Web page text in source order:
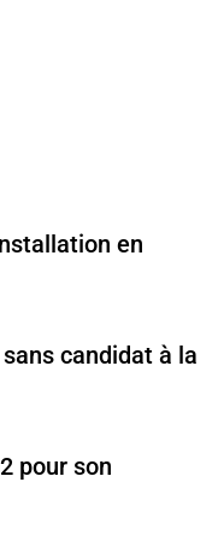
en
candidat à la
pour son